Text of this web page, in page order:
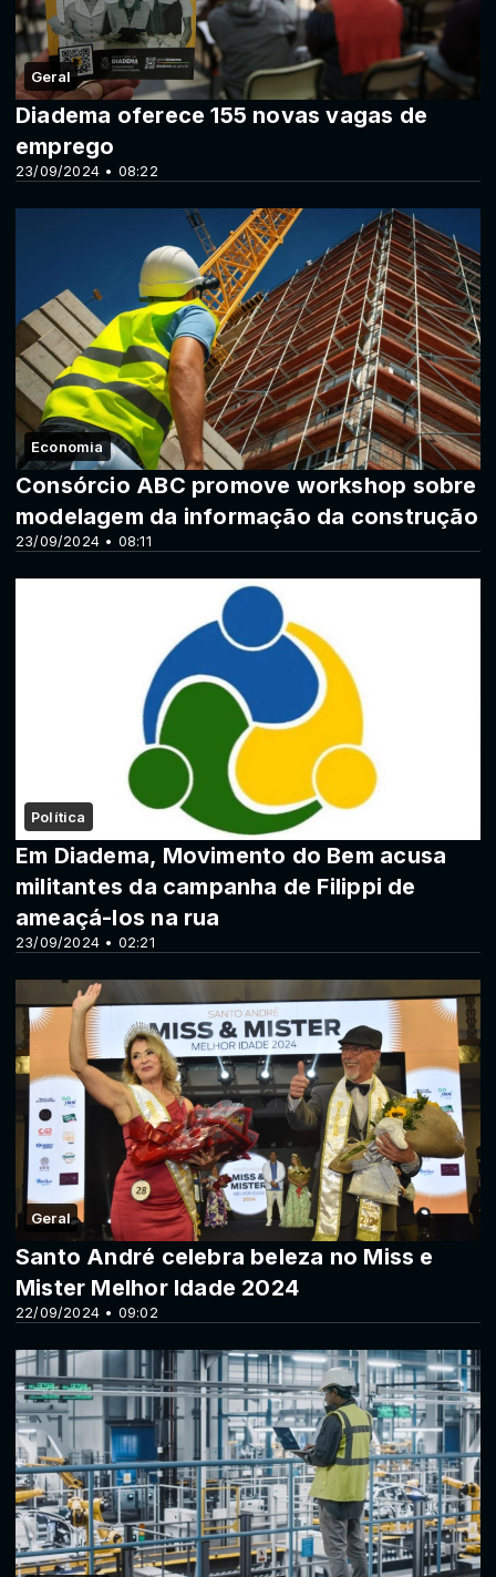
Geral
23/09/2024 • 08:22
Diadema oferece 155 novas vagas de
emprego
Economia
23/09/2024 • 08:11
Consórcio ABC promove workshop sobre
modelagem da informação da construção
Política
23/09/2024 • 02:21
Em Diadema, Movimento do Bem acusa
militantes da campanha de Filippi de
ameaçá-los na rua
Geral
22/09/2024 • 09:02
Santo André celebra beleza no Miss e
Mister Melhor Idade 2024